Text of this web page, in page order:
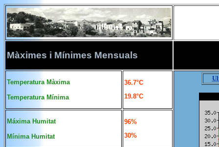
Màximes i Mínimes Mensuals
Temperatura Màxima
Temperatura Mínima
36.7°C
19.8°C
Máxima Humitat
MínimaHumitat
96%
30%